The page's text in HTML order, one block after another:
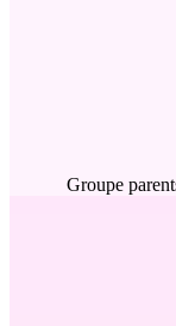
Groupe